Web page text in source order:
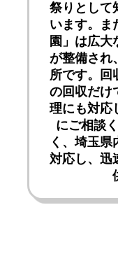
祭りとして
います。ま
園」は広大
が整備され
所です。回
の回収だけ
理にも対応
にご相談
く、埼玉県
対応し、迅